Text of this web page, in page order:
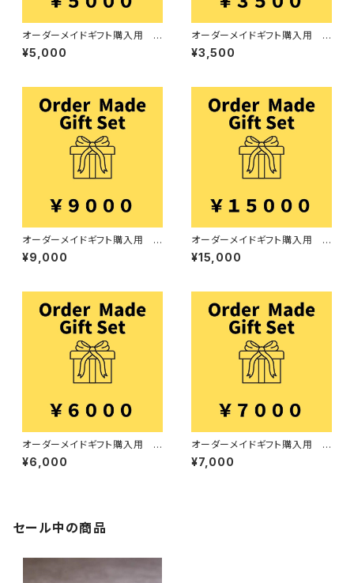
オーダーメイドギフト購入用 5
000円
¥5,000
オーダーメイドギフト購入用 3
500円
¥3,500
オーダーメイドギフト購入用 9
000円
¥9,000
オーダーメイドギフト購入用 1
5000円
¥15,000
オーダーメイドギフト購入用 6
000円
¥6,000
オーダーメイドギフト購入用 7
000円
¥7,000
セール中の商品